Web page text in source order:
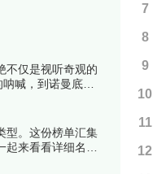
不仅是视听奇观的
喊，到诺曼底滩
型。这份榜单汇集
起来看看详细名单
7
8
9
10
11
12